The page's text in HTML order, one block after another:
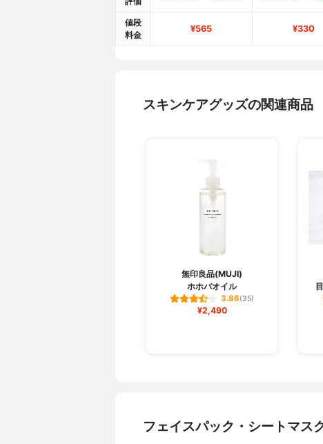
値段
料金
¥565 ¥330
スキンケアグッズの関連商品
無印良品(MUJI)
ホホバオイル
3.86(35)
¥2,490
フェイスパック・シートマス